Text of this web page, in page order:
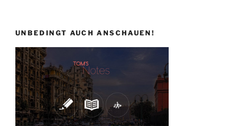
UNBEDINGT AUCH ANSCHAUEN!